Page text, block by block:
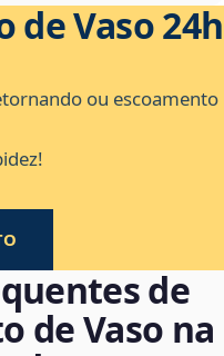
Vaso 24h
ou escoamento
de
de Vaso na